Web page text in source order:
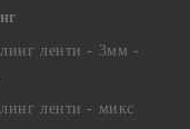
ленти - 3мм -
ленти - микс